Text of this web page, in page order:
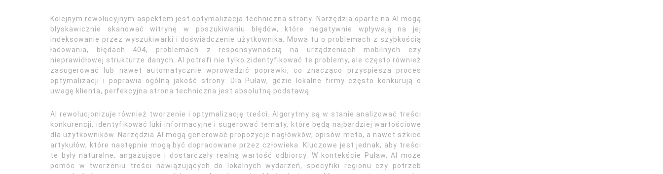
Kolejnym rewolucyjnym aspektem jest optymalizacja techniczna strony. Narzędzia oparte na AI mogą
błyskawicznie skanować witrynę w poszukiwaniu błędów, które negatywnie wpływają na jej
indeksowanie przez wyszukiwarki i doświadczenie użytkownika. Mowa tu o problemach z szybkością
ładowania, błędach 404, problemach z responsywnością na urządzeniach mobilnych czy
nieprawidłowej strukturze danych. AI potrafi nie tylko zidentyfikować te problemy, ale często również
zasugerować lub nawet automatycznie wprowadzić poprawki, co znacząco przyspiesza proces
optymalizacji i poprawia ogólną jakość strony. Dla Puław, gdzie lokalne firmy często konkurują o
uwagę klienta, perfekcyjna strona techniczna jest absolutną podstawą.
AI rewolucjonizuje również tworzenie i optymalizację treści. Algorytmy są w stanie analizować treści
konkurencji, identyfikować luki informacyjne i sugerować tematy, które będą najbardziej wartościowe
dla użytkowników. Narzędzia AI mogą generować propozycje nagłówków, opisów meta, a nawet szkice
artykułów, które następnie mogą być dopracowane przez człowieka. Kluczowe jest jednak, aby treści
te były naturalne, angażujące i dostarczały realną wartość odbiorcy. W kontekście Puław, AI może
pomóc w tworzeniu treści nawiązujących do lokalnych wydarzeń, specyfiki regionu czy potrzeb